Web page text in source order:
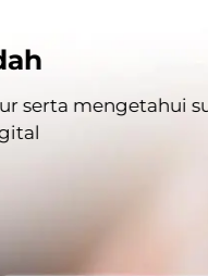
serta mengetahui